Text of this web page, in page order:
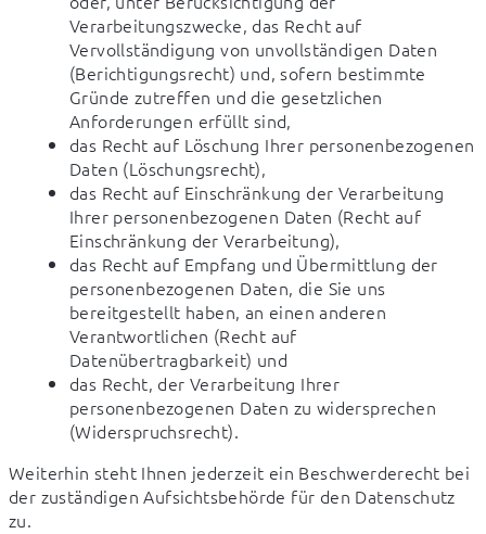
Verarbeitungszwecke, das Recht auf
Vervollständigung von unvollständigen Daten
(Berichtigungsrecht) und, sofern bestimmte
Gründe zutreffen und die gesetzlichen
Anforderungen erfüllt sind,
das Recht auf Löschung Ihrer personenbezogenen
Daten (Löschungsrecht),
das Recht auf Einschränkung der Verarbeitung
Ihrer personenbezogenen Daten (Recht auf
Einschränkung der Verarbeitung),
das Recht auf Empfang und Übermittlung der
personenbezogenen Daten, die Sie uns
bereitgestellt haben, an einen anderen
Verantwortlichen (Recht auf
Datenübertragbarkeit) und
das Recht, der Verarbeitung Ihrer
personenbezogenen Daten zu widersprechen
(Widerspruchsrecht).
Weiterhin steht Ihnen jederzeit ein Beschwerderecht bei
der zuständigen Aufsichtsbehörde für den Datenschutz
zu.